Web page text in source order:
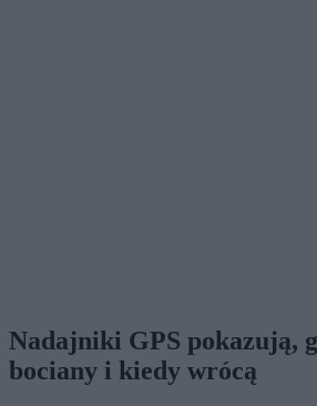
Nadajniki GPS pokazują,
bociany i kiedy wrócą